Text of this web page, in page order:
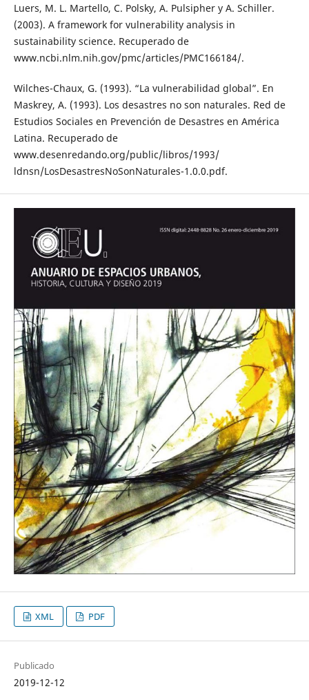
Luers, M. L. Martello, C. Polsky, A. Pulsipher y A. Schiller.
(2003). A framework for vulnerability analysis in
sustainability science. Recuperado de
www.ncbi.nlm.nih.gov/pmc/articles/PMC166184/.
Wilches-Chaux, G. (1993). “La vulnerabilidad global”. En
Maskrey, A. (1993). Los desastres no son naturales. Red de
Estudios Sociales en Prevención de Desastres en América
Latina. Recuperado de
www.desenredando.org/public/libros/1993/
ldnsn/LosDesastresNoSonNaturales-1.0.0.pdf.
XML PDF
Publicado
2019-12-12